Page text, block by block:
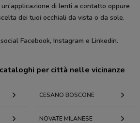
di lenti a contatto oppure
dei tuoi occhiali da vista o da sole.
Facebook, Instagram e Linkedin.
per città nelle vicinanze
CESANO BOSCONE
NOVATE MILANESE